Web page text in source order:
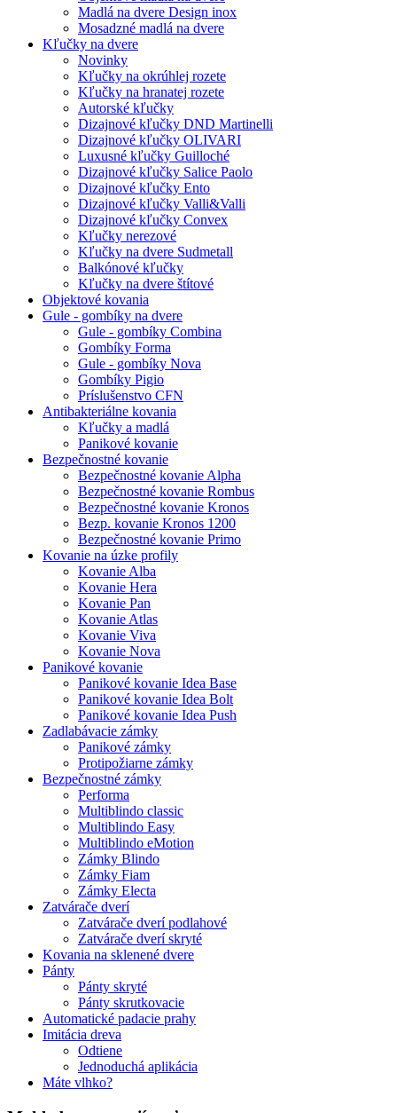
Madlá na dvere Design inox
Mosadzné madlá na dvere
Kľučky na dvere
Novinky
Kľučky na okrúhlej rozete
Kľučky na hranatej rozete
Autorské kľučky
Dizajnové kľučky DND Martinelli
Dizajnové kľučky OLIVARI
Luxusné kľučky Guilloché
Dizajnové kľučky Salice Paolo
Dizajnové kľučky Ento
Dizajnové kľučky Valli&Valli
Dizajnové kľučky Convex
Kľučky nerezové
Kľučky na dvere Sudmetall
Balkónové kľučky
Kľučky na dvere štítové
Objektové kovania
Gule - gombíky na dvere
Gule - gombíky Combina
Gombíky Forma
Gule - gombíky Nova
Gombíky Pigio
Príslušenstvo CFN
Antibakteriálne kovania
Kľučky a madlá
Panikové kovanie
Bezpečnostné kovanie
Bezpečnostné kovanie Alpha
Bezpečnostné kovanie Rombus
Bezpečnostné kovanie Kronos
Bezp. kovanie Kronos 1200
Bezpečnostné kovanie Primo
Kovanie na úzke profily
Kovanie Alba
Kovanie Hera
Kovanie Pan
Kovanie Atlas
Kovanie Viva
Kovanie Nova
Panikové kovanie
Panikové kovanie Idea Base
Panikové kovanie Idea Bolt
Panikové kovanie Idea Push
Zadlabávacie zámky
Panikové zámky
Protipožiarne zámky
Bezpečnostné zámky
Performa
Multiblindo classic
Multiblindo Easy
Multiblindo eMotion
Zámky Blindo
Zámky Fiam
Zámky Electa
Zatvárače dverí
Zatvárače dverí podlahové
Zatvárače dverí skryté
Kovania na sklenené dvere
Pánty
Pánty skryté
Pánty skrutkovacie
Automatické padacie prahy
Imitácia dreva
Odtiene
Jednoduchá aplikácia
Máte vlhko?